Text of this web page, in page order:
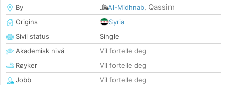
By
Al-Midhnab, Qassim
Origins
Syria
Sivil status
Single
Akademisk nivå
Vil fortelle deg
Røyker
Vil fortelle deg
Jobb
Vil fortelle deg